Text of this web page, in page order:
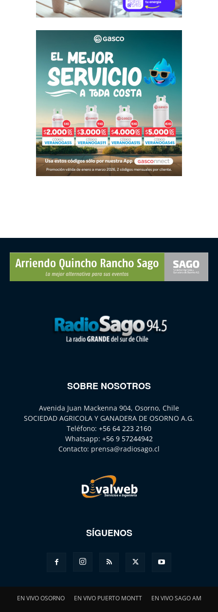
SOBRE NOSOTROS
Avenida Juan Mackenna 904, Osorno, Chile
SOCIEDAD AGRICOLA Y GANADERA DE OSORNO A.G.
Teléfono: +56 64 223 2160
Whatsapp: +56 9 57244942
Contacto: prensa@radiosago.cl
SÍGUENOS
EN VIVO OSORNO EN VIVO PUERTO MONTT EN VIVO SAGO AM